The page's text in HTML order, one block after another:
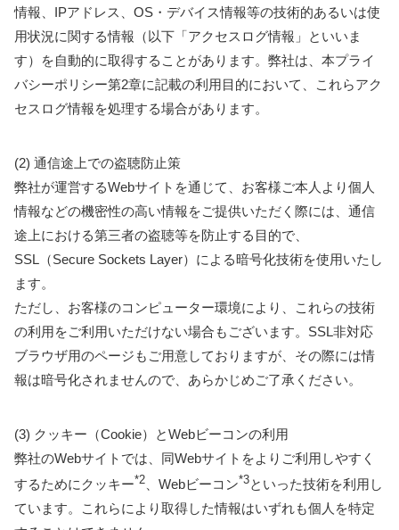
情報、IPアドレス、OS・デバイス情報等の技術的あるいは使
用状況に関する情報（以下「アクセスログ情報」といいま
す）を自動的に取得することがあります。弊社は、本プライ
バシーポリシー第2章に記載の利用目的において、これらアク
セスログ情報を処理する場合があります。
(2) 通信途上での盗聴防止策
弊社が運営するWebサイトを通じて、お客様ご本人より個人
情報などの機密性の高い情報をご提供いただく際には、通信
途上における第三者の盗聴等を防止する目的で、
SSL（Secure Sockets Layer）による暗号化技術を使用いたし
ます。
ただし、お客様のコンピューター環境により、これらの技術
の利用をご利用いただけない場合もございます。SSL非対応
ブラウザ用のページもご用意しておりますが、その際には情
報は暗号化されませんので、あらかじめご了承ください。
(3) クッキー（Cookie）とWebビーコンの利用
弊社のWebサイトでは、同Webサイトをよりご利用しやすく
するためにクッキー*2 、Webビーコン*3といった技術を利用し
ています。これらにより取得した情報はいずれも個人を特定